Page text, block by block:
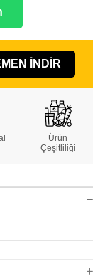
İNDİR
Ürün
Çeşitliliği